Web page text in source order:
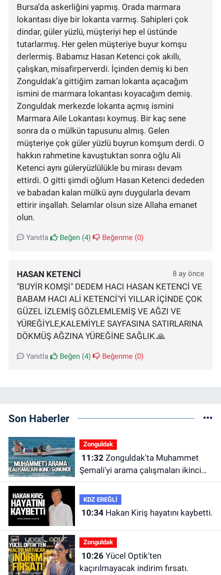
Bursa’da askerliğini yapmış. Orada marmara
lokantası diye bir lokanta varmış. Sahipleri çok
dindar, güler yüzlü, müşteriyi hep el üstünde
tutarlarmış. Her gelen müşteriye buyur komşu
derlermiş. Babamız Hasan Ketenci çok akıllı,
çalışkan, misafirperverdi. İçinden demiş ki ben
Zonguldak’a gittiğim zaman lokanta açacağım
ismini de marmara lokantası koyacağım demiş.
Zonguldak merkezde lokanta açmış ismini
Marmara Aile Lokantası koymuş. Bir kaç sene
sonra da o mülkün tapusunu almış. Gelen
müşteriye çok güler yüzlü buyrun komşum derdi. O
hakkın rahmetine kavuştuktan sonra oğlu Ali
Ketenci aynı güleryüzlülükle bu mirası devam
ettirdi. O gitti şimdi oğlum Hasan Ketenci dededen
ve babadan kalan mülkü aynı duygularla devam
ettirir inşallah. Selamlar olsun size Allaha emanet
olun.
Yanıtla Beğen (4) Beğenme (0)
HASAN KETENCİ 8 ay önce
"BUYİR KOMŞİ" DEDEM HACI HASAN KETENCİ VE
BABAM HACI ALİ KETENCİ'Yİ YILLAR İÇİNDE ÇOK
GÜZEL İZLEMİŞ GÖZLEMLEMİŞ VE AĞZI VE
YÜREĞİYLE,KALEMİYLE SAYFASINA SATIRLARINA
DÖKMÜŞ AĞZINA YÜREĞİNE SAĞLIK.🙏
Yanıtla Beğen (4) Beğenme (0)
Son Haberler
Zonguldak
11:32Zonguldak'ta Muhammet
Şemali'yi arama çalışmaları ikinci
gününde.
KDZ EREĞLİ
10:34 Hakan Kiriş hayatını kaybetti.
Zonguldak
10:26Yücel Optik'ten
kaçırılmayacak indirim fırsatı.